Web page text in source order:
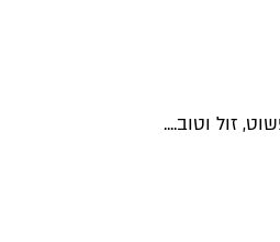
זול וטוב....